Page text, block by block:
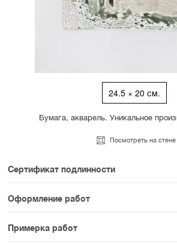
24.5 × 20 см.
Бумага, акварель. Уникальное
Посмотреть на стене
Сертификат подлинности
К каждому авторскому
прикладываем сертификат
раздела SAMPLE СЕРИЯ
Оформление работ
При покупке произведения вы
оплатить вариант оформления. На
Примерка работ